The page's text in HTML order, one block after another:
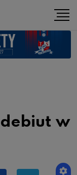
w